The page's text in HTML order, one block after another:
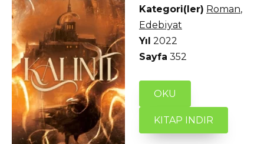
Kategori(ler) Roman,
Edebiyat
Yıl 2022
Sayfa 352
OKU
KITAP INDIR